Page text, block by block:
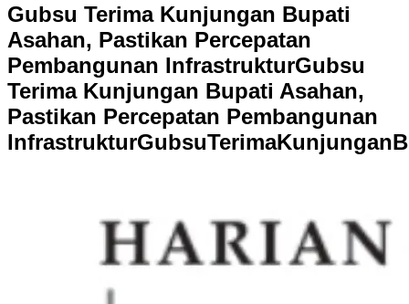
Gubsu Terima Kunjungan Bupati
Asahan, Pastikan Percepatan
Pembangunan InfrastrukturGubsu
Terima Kunjungan Bupati Asahan,
Pastikan Percepatan Pembangunan
InfrastrukturGubsuTerimaKunjunganB